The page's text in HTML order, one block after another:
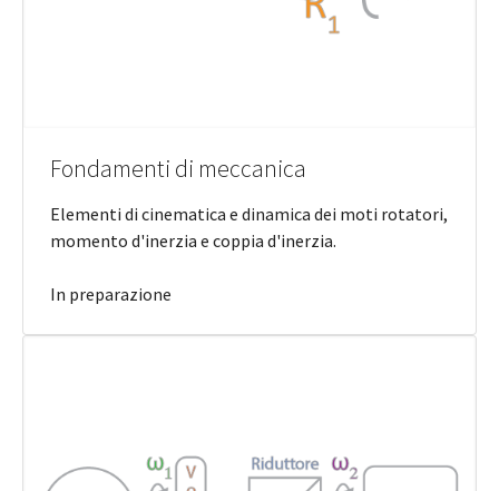
Fondamenti di meccanica
Elementi di cinematica e dinamica dei moti rotatori,
momento d'inerzia e coppia d'inerzia.
In preparazione